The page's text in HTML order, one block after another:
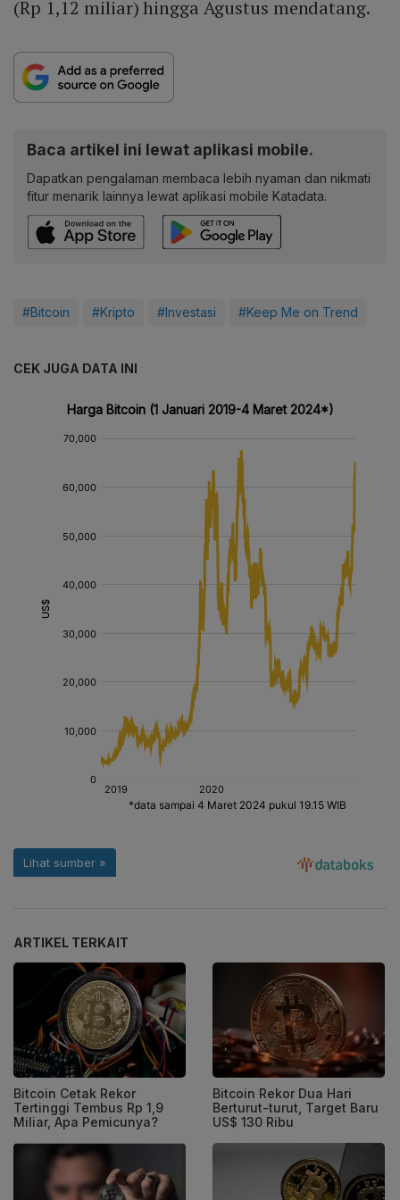
(Rp 1,12 miliar) hingga Agustus mendatang.
Baca artikel ini lewat aplikasi mobile.
Dapatkan pengalaman membaca lebih nyaman dan nikmati
fitur menarik lainnya lewat aplikasi mobile Katadata.
#Bitcoin #Kripto #Investasi #Keep Me on Trend
CEK JUGA DATA INI
ARTIKEL TERKAIT
Bitcoin Cetak Rekor
Tertinggi Tembus Rp 1,9
Miliar, Apa Pemicunya?
Bitcoin Rekor Dua Hari
Berturut-turut, Target Baru
US$ 130 Ribu